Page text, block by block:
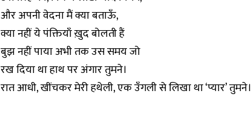
और अपनी वेदना मैं क्या बताऊँ,
क्या नहीं ये पंक्तियाँ ख़ुद बोलती हैं
बुझ नहीं पाया अभी तक उस समय जो
रख दिया था हाथ पर अंगार तुमने।
रात आधी, खींचकर मेरी हथेली, एक उँगली से लिखा था ‘प्यार’ तुमने।